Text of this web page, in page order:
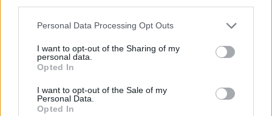
Please note that this website/app uses one or more Google
not limited to your visit or usage behaviour. You may click to
grant or deny consent to Google and its third-party tags to
use your data for below specified purposes in below Google
consent section.
Personal Data Processing Opt Outs
I want to opt-out of the Sharing of my
personal data.
Opted In
I want to opt-out of the Sale of my
Personal Data.
Opted In
elfogadod a blog.
12 éve
@nordsee: ja, télleg... kösz